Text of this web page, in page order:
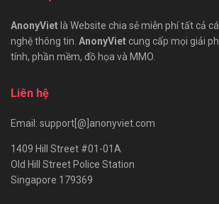
AnonyVietlà Website chia sẻ miễn phí tất cả
nghệ thông tin. AnonyViet cung cấp mọi giải
tính, phần mềm, đồ họa và MMO.
Liên hệ
Email: support[@]anonyviet.com
1409 Hill Street #01-01A
Old Hill Street Police Station
Singapore 179369